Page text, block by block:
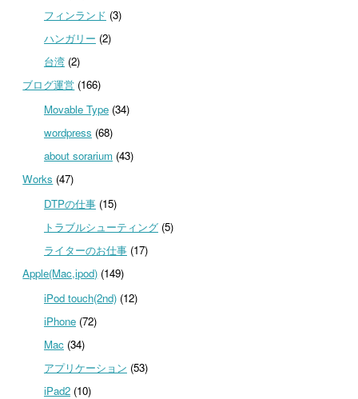
フィンランド (3)
ハンガリー (2)
台湾(2)
ブログ運営 (166)
Movable Type(34)
wordpress (68)
about sorarium(43)
Works (47)
DTPの仕事(15)
トラブルシューティング(5)
ライターのお仕事(17)
Apple(Mac,ipod) (149)
iPod touch(2nd)(12)
iPhone(72)
Mac(34)
アプリケーション (53)
iPad2(10)